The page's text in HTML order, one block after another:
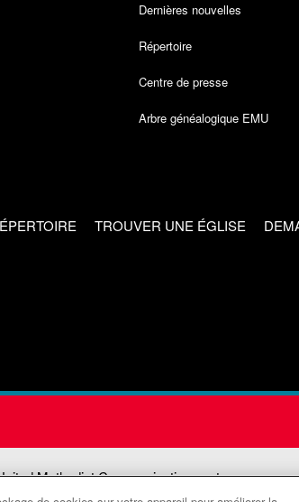
Dernières nouvelles
Répertoire
Centre de presse
Arbre généalogique EMU
TROUVER UNE ÉGLISE
Methodist Communications est une agence